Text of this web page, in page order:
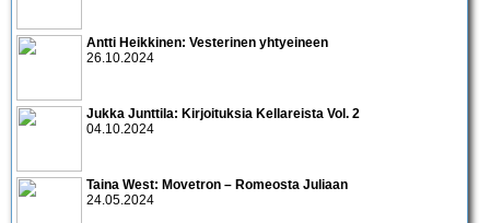
Antti Heikkinen: Vesterinen yhtyeineen
26.10.2024
Jukka Junttila: Kirjoituksia Kellareista Vol. 2
04.10.2024
Taina West: Movetron – Romeosta Juliaan
24.05.2024